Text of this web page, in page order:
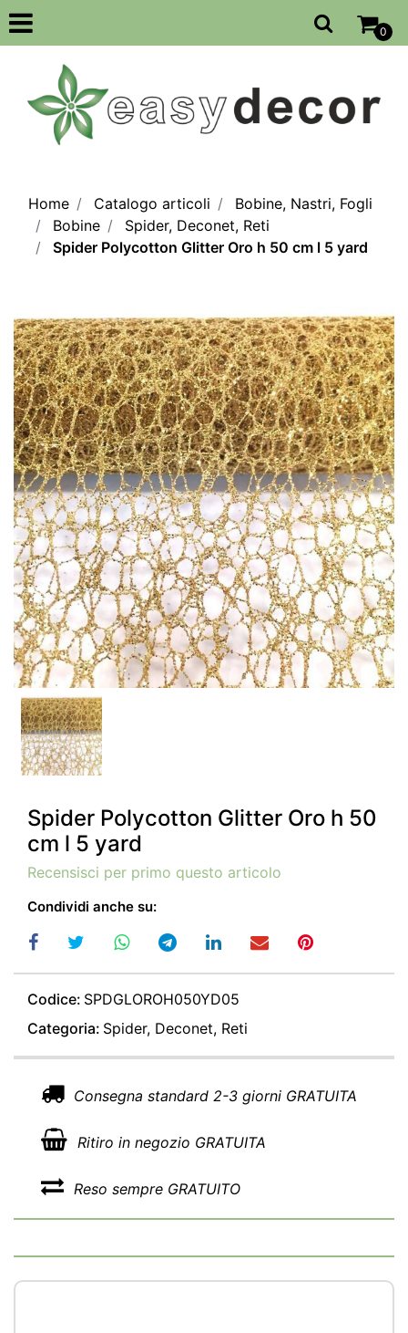
Open
0
Home Catalogo articoli
Bobine, Nastri, Fogli
Bobine
Spider, Deconet, Reti
Spider Polycotton Glitter Oro h 50 cm l 5 yard
Spider Polycotton Glitter Oro h 50
cm l 5 yard
Recensisci per primo questo articolo
Condividi anche su:
Codice: SPDGLOROH050YD05
Categoria: Spider, Deconet, Reti
Consegna standard 2-3 giorni GRATUITA
Ritiro in negozio GRATUITA
Reso sempre GRATUITO